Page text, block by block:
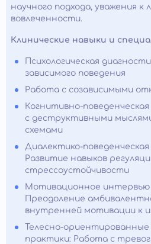
научного подхода, уважения к
вовлеченности.
Клинические навыки и
Психологическая
зависимого поведения
Работа с созависимыми
Когнитивно-
с деструктивными
схемами
Диалектико-поведенческая
Развитие навыков
стрессоустойчивости
Мотивационное
Преодоление
внутренней мотивации к
Телесно-
практики: Работа с